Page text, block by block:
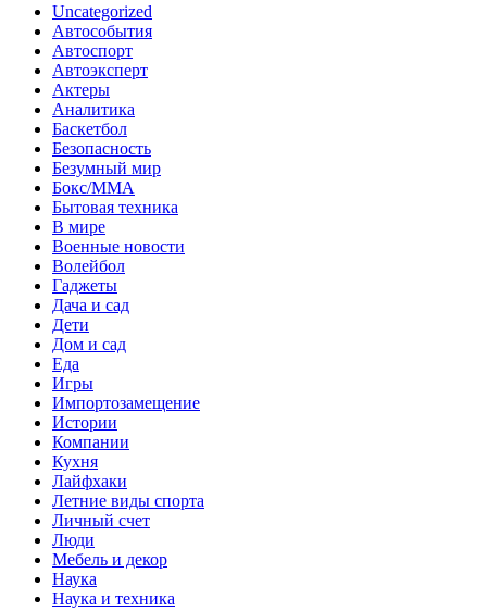
Uncategorized
Автособытия
Автоспорт
Автоэксперт
Актеры
Аналитика
Баскетбол
Безопасность
Безумный мир
Бокс/MMA
Бытовая техника
В мире
Военные новости
Волейбол
Гаджеты
Дача и сад
Дети
Дом и сад
Еда
Игры
Импортозамещение
Истории
Компании
Кухня
Лайфхаки
Летние виды спорта
Личный счет
Люди
Мебель и декор
Наука
Наука и техника